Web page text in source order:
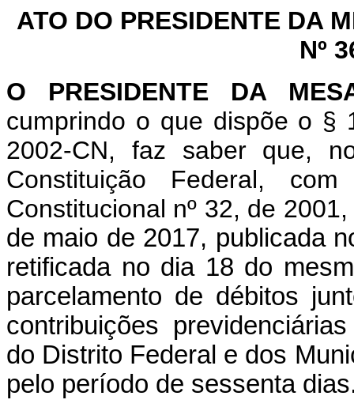
ATO DO PRESIDENTE DA
Nº
O PRESIDENTE DA
cumprindo o que dispõe o §
2002-CN, faz saber que,
Constituição Federal,
Constitucional nº 32, de
de maio de 2017, publicada
retificada no dia 18 do
parcelamento de débitos
contribuições
do Distrito Federal e dos
pelo período de sessenta